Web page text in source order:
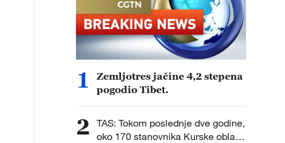
1
Zemljotres jačine 4,2 stepena
pogodio Tibet.
2 TAS: Tokom poslednje dve godine,
oko 170 stanovnika Kurske oblasti